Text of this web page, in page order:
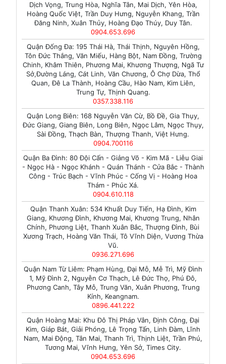
Dịch Vọng, Trung Hòa, Nghĩa Tân, Mai Dịch, Yên Hòa,
Hoàng Quốc Việt, Trần Duy Hưng, Nguyễn Khang, Trần
Đăng Ninh, Xuân Thủy, Hoàng Đạo Thúy, Duy Tân.
0904.653.696
Quận Đống Đa: 195 Thái Hà, Thái Thịnh, Nguyên Hồng,
Tôn Đức Thắng, Văn Miếu, Hàng Bột, Nam Đồng, Trường
Chinh, Khâm Thiên, Phương Mai, Khương Thượng, Ngã Tư
Sở,Đường Láng, Cát Linh, Văn Chương, Ô Chợ Dừa, Thổ
Quan, Đê La Thành, Hoàng Cầu, Hào Nam, Kim Liên,
Trung Tự, Thịnh Quang.
0357.338.116
Quận Long Biên: 168 Nguyễn Văn Cừ, Bồ Đề, Gia Thụy,
Đức Giang, Giang Biên, Long Biên, Ngọc Lâm, Ngọc Thụy,
Sài Đồng, Thạch Bàn, Thượng Thanh, Việt Hưng.
0904.700116
Quận Ba Đình: 80 Đội Cấn - Giảng Võ - Kim Mã - Liễu Giai
- Ngọc Hà - Ngọc Khánh - Quán Thánh - Cửa Bắc - Thành
Công - Trúc Bạch - Vĩnh Phúc - Cống Vị - Hoàng Hoa
Thám - Phúc Xá.
0904.610.118
Quận Thanh Xuân: 534 Khuất Duy Tiến, Hạ Đình, Kim
Giang, Khương Đình, Khương Mai, Khương Trung, Nhân
Chính, Phương Liệt, Thanh Xuân Bắc, Thượng Đình, Bùi
Xương Trạch, Hoàng Văn Thái, Tô Vĩnh Diện, Vương Thừa
Vũ.
0936.271.696
Quận Nam Từ Liêm: Phạm Hùng, Đại Mỗ, Mễ Trì, Mỹ Đình
1, Mỹ Đình 2, Nguyễn Cơ Thạch, Lê Đức Thọ, Phú Đô,
Phương Canh, Tây Mỗ, Trung Văn, Xuân Phương, Trung
Kính, Keangnam.
0896.441.222
Quận Hoàng Mai: Khu Đô Thị Pháp Vân, Định Công, Đại
Kim, Giáp Bát, Giải Phóng, Lê Trọng Tấn, Linh Đàm, Lĩnh
Nam, Mai Động, Tân Mai, Thanh Trì, Thịnh Liệt, Trần Phú,
Tương Mai, Vĩnh Hưng, Yên Sở, Times City.
0904.653.696